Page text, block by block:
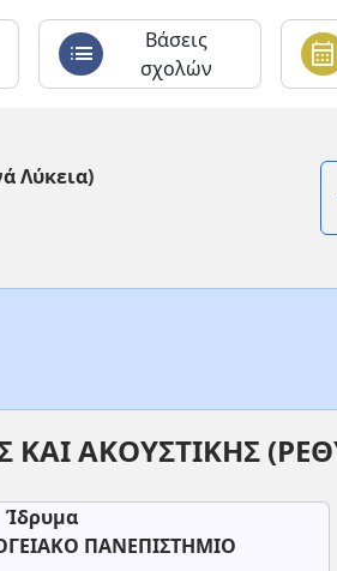
list
Βάσεις
σχολών
calendar_month
Λύκεια)
ΚΑΙ ΑΚΟΥΣΤΙΚΗΣ
Ίδρυμα
ΠΑΝΕΠΙΣΤΗΜΙΟ